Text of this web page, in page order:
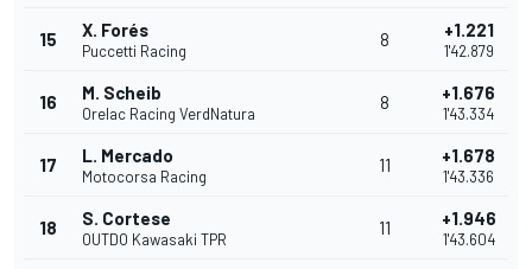
15 X. Forés
Puccetti Racing
8 +1.221
1'42.879
16 M. Scheib
Orelac Racing VerdNatura
8 +1.676
1'43.334
17 L. Mercado
Motocorsa Racing
11 +1.678
1'43.336
18 S. Cortese
OUTDO Kawasaki TPR
11 +1.946
1'43.604